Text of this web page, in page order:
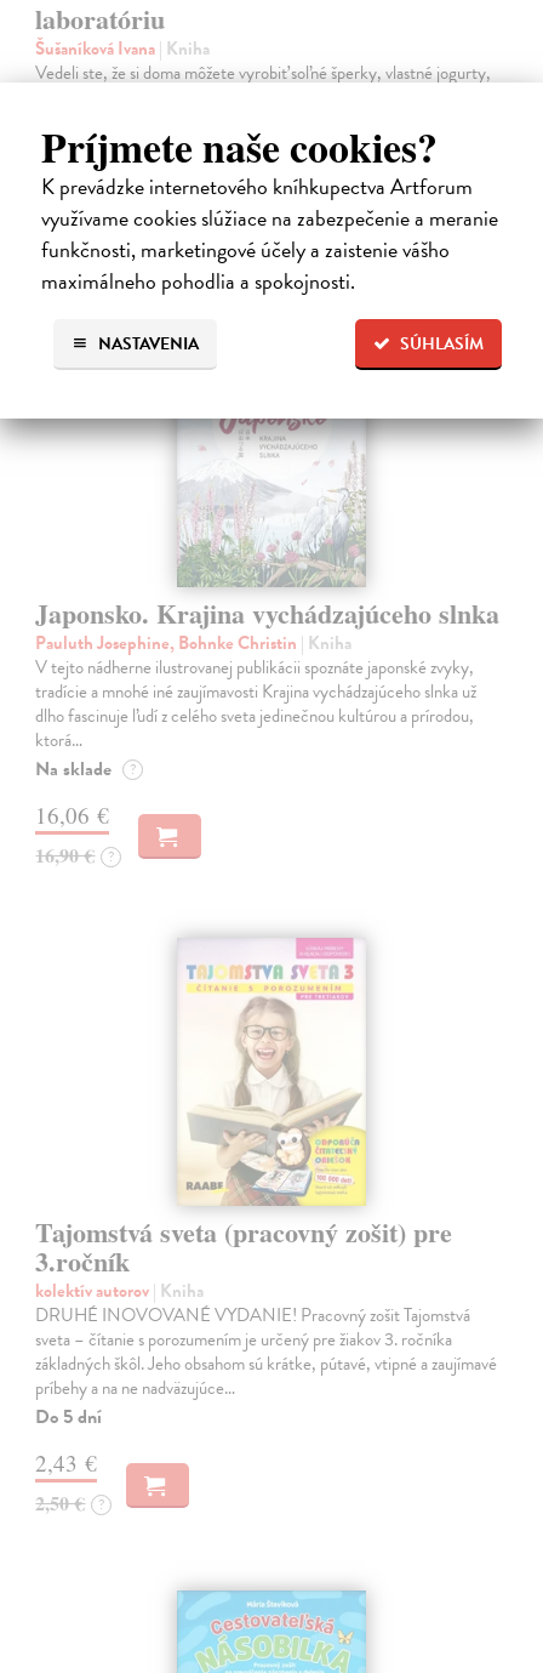
Príjmete naše cookies?
K prevádzke internetového kníhkupectva Artforum
využívame cookies slúžiace na zabezpečenie a meranie
funkčnosti, marketingové účely a zaistenie vášho
maximálneho pohodlia a spokojnosti.
SÚHLASÍM
NASTAVENIA
laboratóriu
Šušaníková Ivana| Kniha
Vedeli ste, že si doma môžete vyrobiť soľné šperky, vlastné jogurty,
Na sklade ?
14,20 €
14,95 €
na sklade
Japonsko. Krajina vychádzajúceho slnka
Pauluth Josephine, Bohnke Christin | Kniha
V tejto nádherne ilustrovanej publikácii spoznáte japonské zvyky,
tradície a mnohé iné zaujímavosti Krajina vychádzajúceho slnka už
dlho fascinuje ľudí z celého sveta jedinečnou kultúrou a prírodou,
ktorá…
Na sklade ?
16,06 €
16,90 € ?
Tajomstvá sveta (pracovný zošit) pre
3.ročník
kolektív autorov| Kniha
DRUHÉ INOVOVANÉ VYDANIE! Pracovný zošit Tajomstvá
sveta – čítanie s porozumením je určený pre žiakov 3. ročníka
základných škôl. Jeho obsahom sú krátke, pútavé, vtipné a zaujímavé
príbehy a na ne nadväzujúce…
Do 5 dní
2,43 €
2,50 € ?